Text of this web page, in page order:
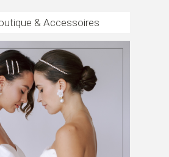
& Accessoires